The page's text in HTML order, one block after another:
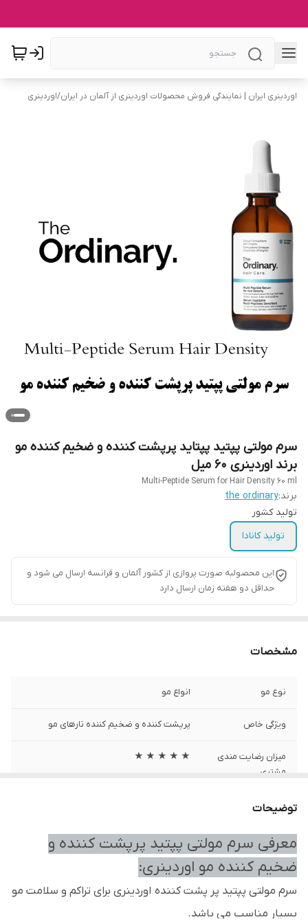
اوردینری ایران | نمایندگی فروش محصولات اوردینری از آلمان در ایران/اوردینری
سرم مولتی پپتید پپتاید پرپشت کننده و ضخیم کننده مو
برند اوردینری 60 میل
Multi-Peptide Serum for Hair Density 60 ml
برند:the ordinary
تولید کشور
تولید کانادا
این محصولبه صورت پروازی از کشور آلمان و فرانسه ارسال می شود و
حداقل دو هفته زمان ارسال دارد
مشخصات
نوع مو انواع مو
ویژگی خاص پرپشت کننده و ضخیم کننده تارهای مو
میزان رضایت مندی
مشتری
★ ★ ★ ★ ★
سایز
انقضا 3 سال پس از تولید
برند اوردینری
تاریخ تولید
توضیحات
معرفی سرم مولتی پپتید پرپشت کننده و
ضخیم کننده مو اوردینری:
سرم مولتی پپتید پر پشت کننده اوردینری برای تراکم و سلامت مو
بسیار مناسب می باشد.